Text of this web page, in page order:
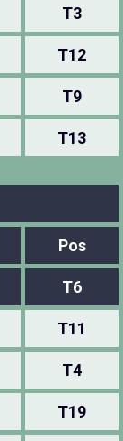
T3
T12
T9
T13
Pos
T6
T11
T4
T19